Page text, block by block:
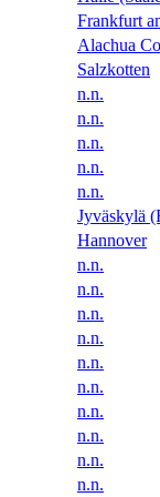
Frankfurt
Alachua
Salzkotten
n.n.
n.n.
n.n.
n.n.
n.n.
Jyväskylä
Hannover
n.n.
n.n.
n.n.
n.n.
n.n.
n.n.
n.n.
n.n.
n.n.
n.n.